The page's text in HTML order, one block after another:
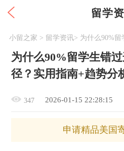
留学
小留之家 > 留学资讯>
为什么90%留学生错
径？实用指南+趋势分
347 2026-01-15 22:28:15
申请精品美国